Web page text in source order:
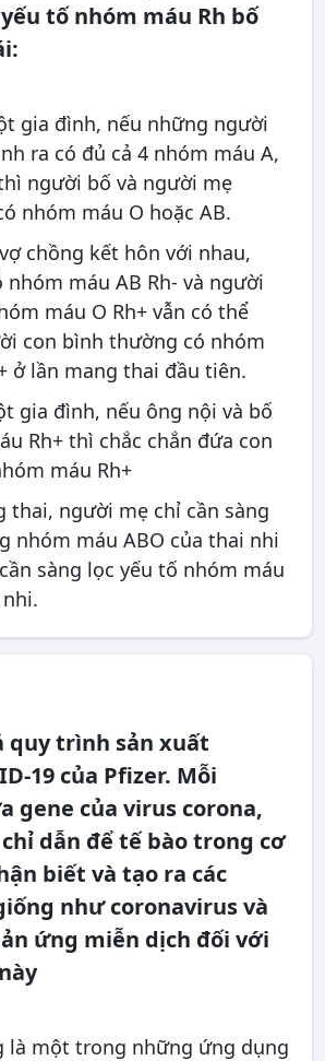
tố nhóm máu Rh bố
gia đình, nếu những người
ra có đủ cả 4 nhóm máu A,
người bố và người mẹ
nhóm máu O hoặc AB.
chồng kết hôn với nhau,
nhóm máu AB Rh- và người
máu O Rh+ vẫn có thể
con bình thường có nhóm
ở lần mang thai đầu tiên.
gia đình, nếu ông nội và bố
Rh+ thì chắc chắn đứa con
máu Rh+
thai, người mẹ chỉ cần sàng
nhóm máu ABO của thai nhi
sàng lọc yếu tố nhóm máu
quy trình sản xuất
19 của Pfizer. Mỗi
gene của virus corona,
dẫn để tế bào trong cơ
biết và tạo ra các
như coronavirus và
ứng miễn dịch đối với
là một trong những ứng dụng